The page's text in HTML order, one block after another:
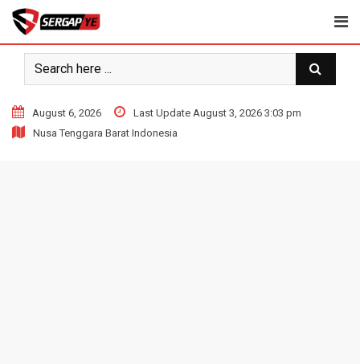
Skip
content
August 6, 2026
Last Update August 3, 2026 3:03 pm
Nusa Tenggara Barat Indonesia